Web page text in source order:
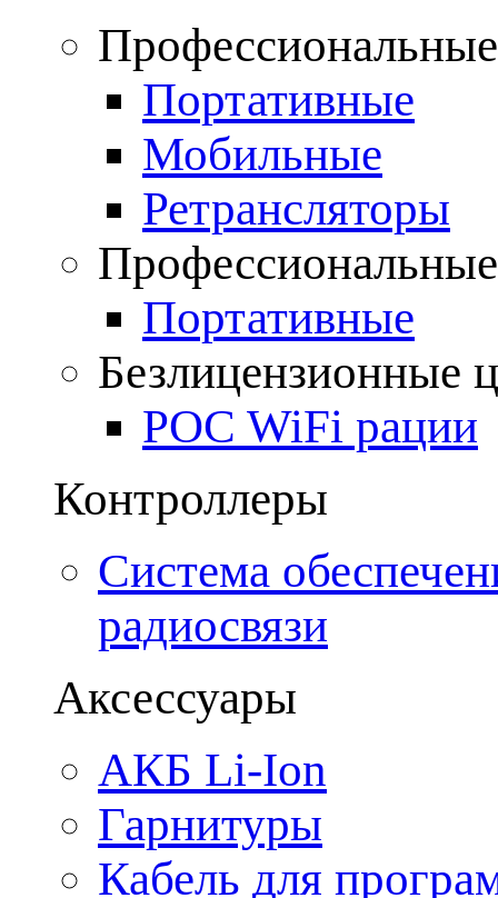
Портативные
Мобильные
Ретрансляторы
Портативные
Безлицензионные
POC WiFi рации
Контроллеры
Система
радиосвязи
Аксессуары
АКБ Li-Ion
Гарнитуры
Кабель для